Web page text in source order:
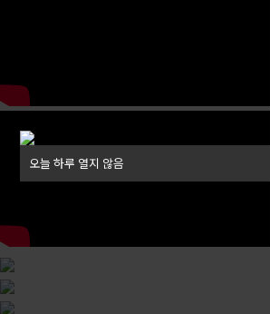
오늘 하루 열지 않음
오늘 하루 열지 않음